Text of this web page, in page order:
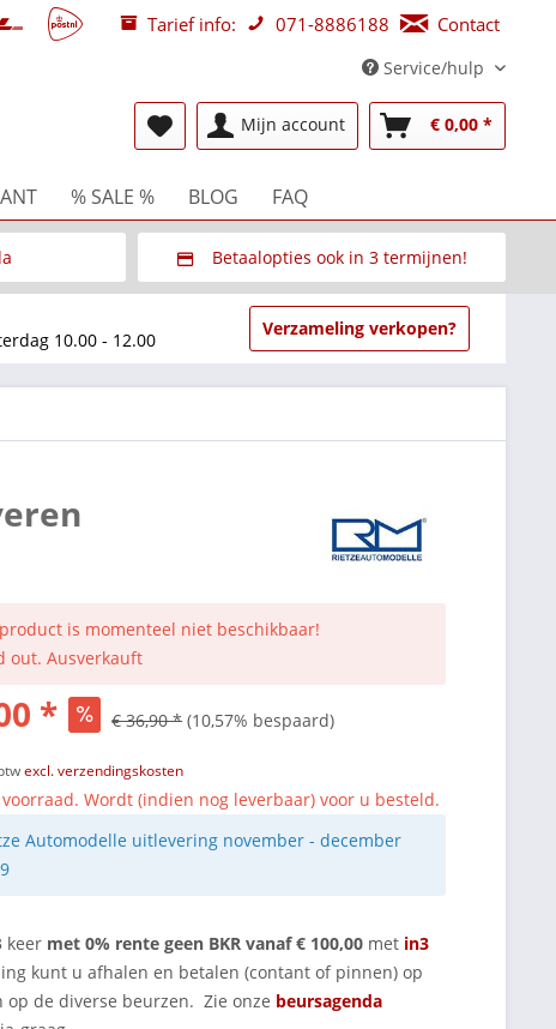
Tarief info: 071-8886188 Contact
Service/hulp
Mijn account € 0,00 *
% SALE % BLOG FAQ
Betaalopties ook in 3 termijnen!
Via Multisafepay (veilig via SSL)
10.00 - 12.00
Verzameling verkopen?
is momenteel niet beschikbaar!
out. Ausverkauft
* € 36,90 * (10,57% bespaard)
excl. verzendingskosten
Wordt (indien nog leverbaar) voor u besteld.
Automodelle uitlevering november - december
keer met 0% rente geen BKR vanaf € 100,00 met in3
kunt u afhalen en betalen (contant of pinnen) op
op de diverse beurzen. Zie onze beursagenda